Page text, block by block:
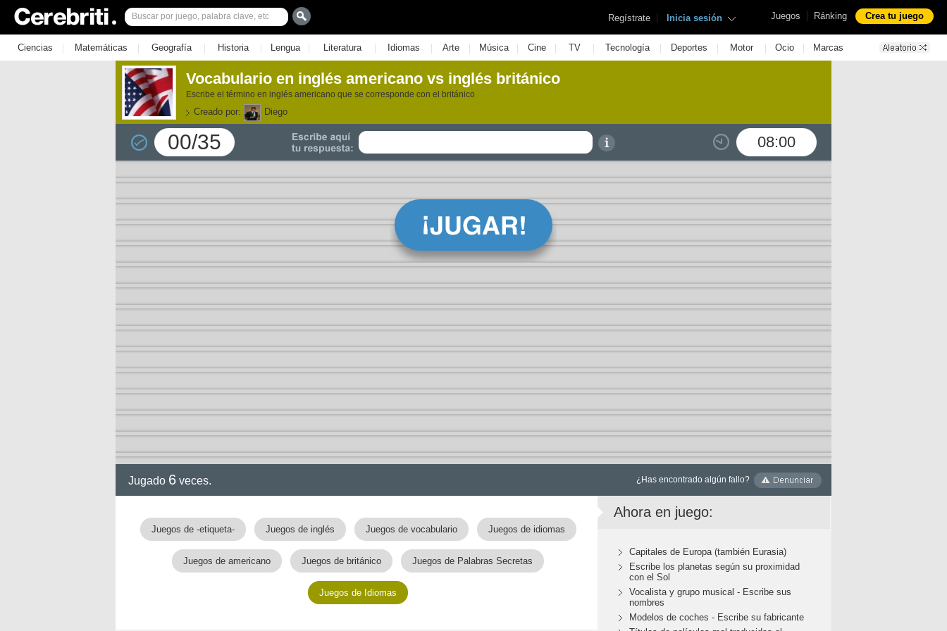
Juegos | Ránking Crea tu juego
Regístrate | Inicia sesión
Ciencias | Matemáticas | Geografía | Historia | Lengua | Literatura | Idiomas | Arte | Música | Cine | TV | Tecnología | Deportes | Motor | Ocio | Marcas
Vocabulario en inglés americano vs inglés británico
Escribe el término en inglés americano que se corresponde con el británico
Creado por: Diego
00/35 08:00
Jugado 6 veces. ¿Has encontrado algún fallo?
Juegos de -etiqueta- Juegos de inglés Juegos de vocabulario Juegos de idiomas
Juegos de americano Juegos de británico Juegos de Palabras Secretas
Juegos de Idiomas
Ahora en juego:
Capitales de Europa (también Eurasia)
Escribe los planetas según su proximidad
con el Sol
Vocalista y grupo musical - Escribe sus
nombres
Modelos de coches - Escribe su fabricante